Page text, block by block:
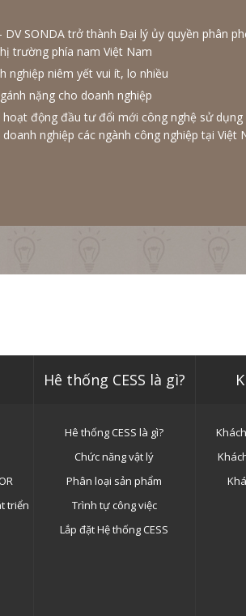
DV SONDA trở thành Đại lý ủy quyền phân
trường phía nam Việt Nam
nghiệp niêm yết vui ít, lo nhiều
nặng cho doanh nghiệp
động đầu tư đổi mới công nghệ sử
nghiệp các ngành công nghiệp tại Việt
Hê thống CESS là gì?
triển
Hê thống CESS là gì?
Chức năng vật lý
Phân loại sản phẩm
Trình tự công việc
Lắp đặt Hệ thống CESS